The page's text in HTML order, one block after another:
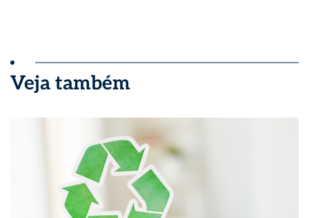
Veja também